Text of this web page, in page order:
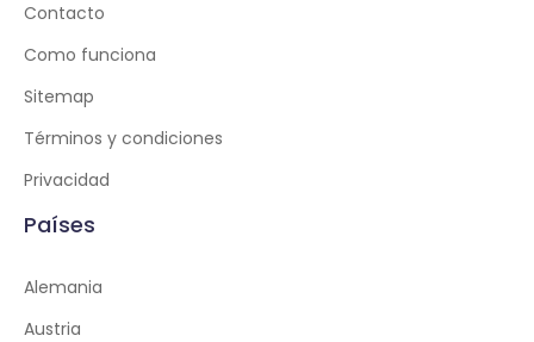
Contacto
Como funciona
Sitemap
Términos y condiciones
Privacidad
Países
Alemania
Austria